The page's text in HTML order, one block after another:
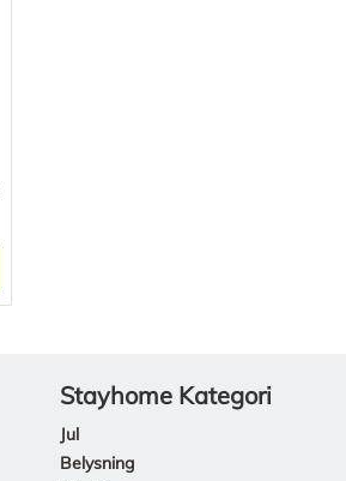
Stayhome Kategori
Jul
Belysning